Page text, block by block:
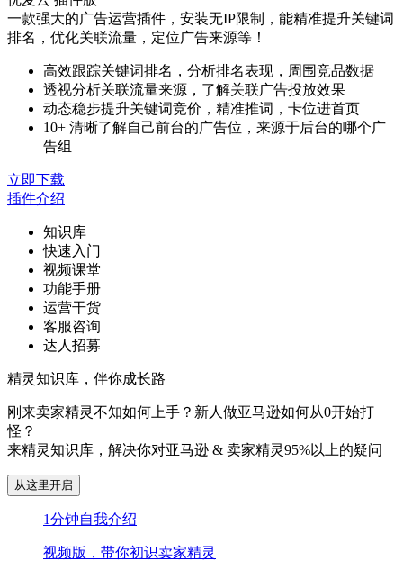
一款强大的广告运营插件，安装无IP限制，能精准提升关键词
排名，优化关联流量，定位广告来源等！
高效跟踪关键词排名，分析排名表现，周围竞品数据
透视分析关联流量来源，了解关联广告投放效果
动态稳步提升关键词竞价，精准推词，卡位进首页
10+ 清晰了解自己前台的广告位，来源于后台的哪个广
告组
立即下载
插件介绍
知识库
快速入门
视频课堂
功能手册
运营干货
客服咨询
达人招募
精灵知识库，伴你成长路
刚来卖家精灵不知如何上手？新人做亚马逊如何从0开始打
怪？
来精灵知识库，解决你对亚马逊 & 卖家精灵95%以上的疑问
从这里开启
1分钟自我介绍
视频版，带你初识卖家精灵